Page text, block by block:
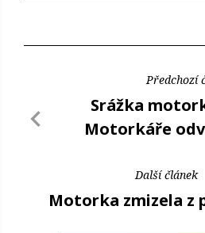
Předchozí
Srážka
Motorkáře
Další článek
Motorka zmizela z